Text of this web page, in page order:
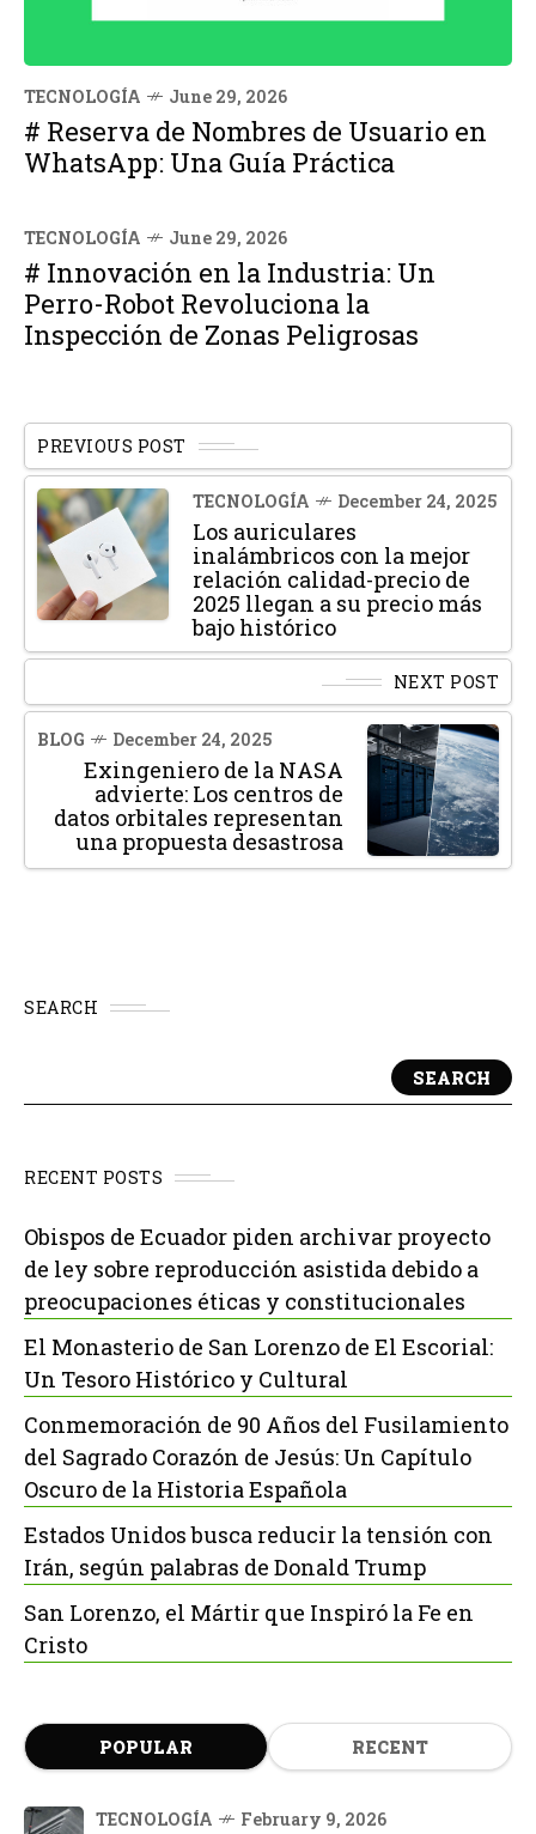
TECNOLOGÍA June 29, 2026
# Reserva de Nombres de Usuario en
WhatsApp: Una Guía Práctica
TECNOLOGÍA June 29, 2026
# Innovación en la Industria: Un
Perro-Robot Revoluciona la
Inspección de Zonas Peligrosas
PREVIOUS POST
TECNOLOGÍA December 24, 2025
Los auriculares
inalámbricos con la mejor
relación calidad-precio de
2025 llegan a su precio más
bajo histórico
NEXT POST
BLOG December 24, 2025
Exingeniero de la NASA
advierte: Los centros de
datos orbitales representan
una propuesta desastrosa
SEARCH
SEARCH
RECENT POSTS
Obispos de Ecuador piden archivar proyecto
de ley sobre reproducción asistida debido a
preocupaciones éticas y constitucionales
El Monasterio de San Lorenzo de El Escorial:
Un Tesoro Histórico y Cultural
Conmemoración de 90 Años del Fusilamiento
del Sagrado Corazón de Jesús: Un Capítulo
Oscuro de la Historia Española
Estados Unidos busca reducir la tensión con
Irán, según palabras de Donald Trump
San Lorenzo, el Mártir que Inspiró la Fe en
Cristo
POPULAR RECENT
TECNOLOGÍA February 9, 2026